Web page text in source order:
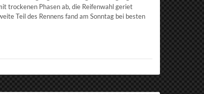
trockenen Phasen ab, die Reifenwahl geriet
Teil des Rennens fand am Sonntag bei besten